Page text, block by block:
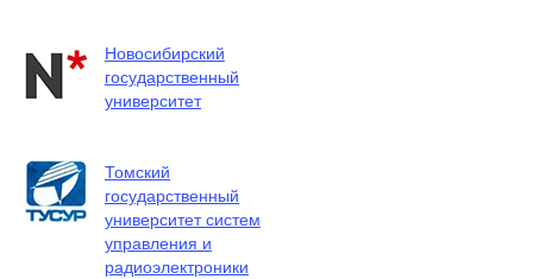
Новосибирский
государственный
университет
Томский
государственный
университет систем
управления и
радиоэлектроники